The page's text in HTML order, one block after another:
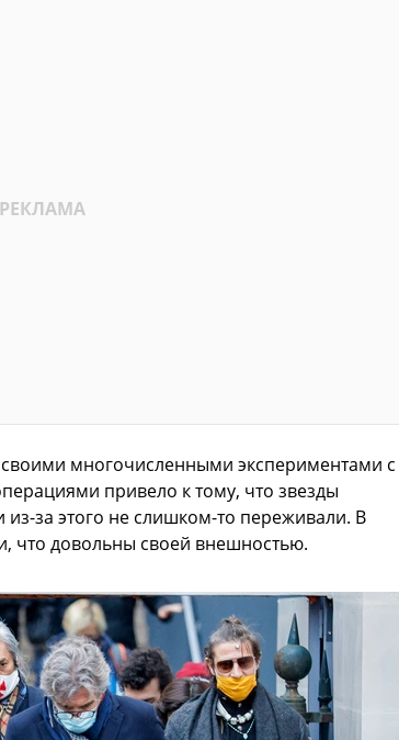
многочисленными экспериментами с
привело к тому, что звезды
за этого не слишком-то переживали. В
что довольны своей внешностью.